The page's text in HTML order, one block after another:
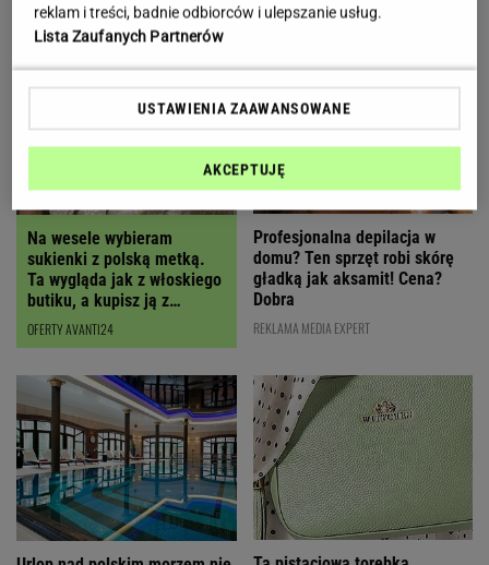
LETNIE OKAZJE
Na wesele wybieram
sukienki z polską metką.
Ta wygląda jak z włoskiego
butiku, a kupisz ją z
RABATEM
OFERTY AVANTI24
Profesjonalna depilacja w
domu? Ten sprzęt robi skórę
gładką jak aksamit! Cena?
Dobra
REKLAMA MEDIA EXPERT
reklam i treści, badnie odbiorców i ulepszanie usług.
Lista Zaufanych Partnerów
USTAWIENIA ZAAWANSOWANE
AKCEPTUJĘ